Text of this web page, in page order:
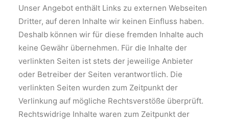
Unser Angebot enthält Links zu externen Webseiten
Dritter, auf deren Inhalte wir keinen Einfluss haben.
Deshalb können wir für diese fremden Inhalte auch
keine Gewähr übernehmen. Für die Inhalte der
verlinkten Seiten ist stets der jeweilige Anbieter
oder Betreiber der Seiten verantwortlich. Die
verlinkten Seiten wurden zum Zeitpunkt der
Verlinkung auf mögliche Rechtsverstöße überprüft.
Rechtswidrige Inhalte waren zum Zeitpunkt der